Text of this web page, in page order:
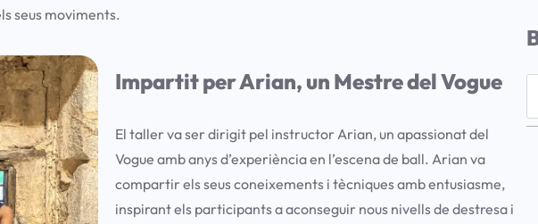
seus moviments.
Impartit per Arian, un Mestre del Vogue
El taller va ser dirigit pel instructor Arian, un apassionat del
Vogue amb anys d’experiència en l’escena de ball. Arian va
compartir els seus coneixements i tècniques amb entusiasme,
inspirant els participants a aconseguir nous nivells de destresa i